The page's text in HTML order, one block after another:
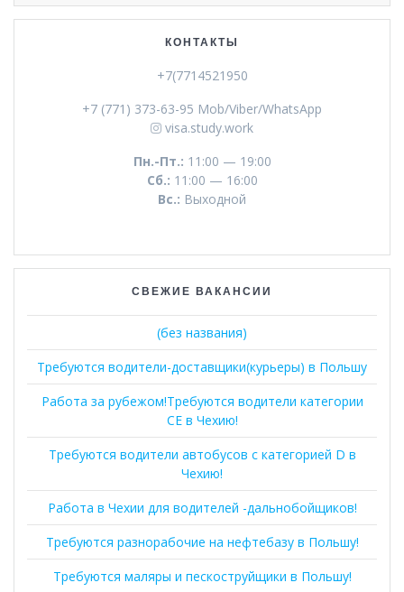
КОНТАКТЫ
+7(7714521950
+7 (771) 373-63-95 Mob/Viber/WhatsApp
visa.study.work
Пн.-Пт.: 11:00 — 19:00
Сб.: 11:00 — 16:00
Вс.: Выходной
СВЕЖИЕ ВАКАНСИИ
(без названия)
Требуются водители-доставщики(курьеры) в Польшу
Работа за рубежом!Требуются водители категории
СЕ в Чехию!
Требуются водители автобусов с категорией D в
Чехию!
Работа в Чехии для водителей -дальнобойщиков!
Требуются разнорабочие на нефтебазу в Польшу!
Требуются маляры и пескоструйщики в Польшу!